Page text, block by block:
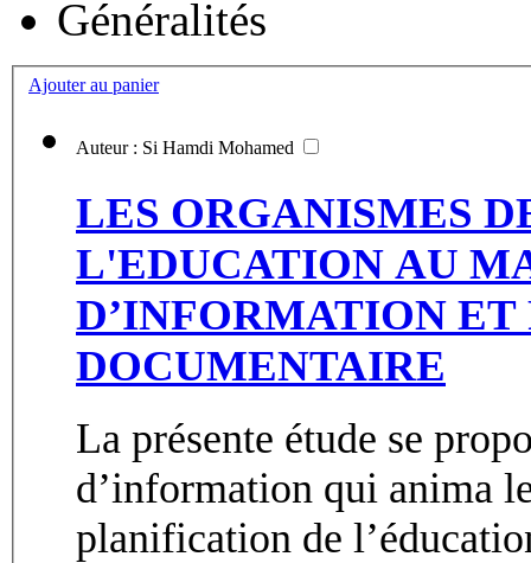
Généralités
Ajouter au panier
Auteur : Si Hamdi Mohamed
LES ORGANISMES
L'EDUCATION AU
D’INFORMATION
DOCUMENTAIRE
La présente étude se
d’information qui anima
planification de